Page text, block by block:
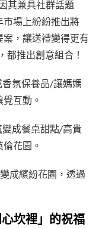
其兼具社群話題
場上紛紛推出將
案，讓送禮變得更有
都推出創意組合！
氛保養品/讓媽媽
互動。
變成餐桌甜點/高貴
花園。
成繽紛花園，透過
坎裡」的祝福